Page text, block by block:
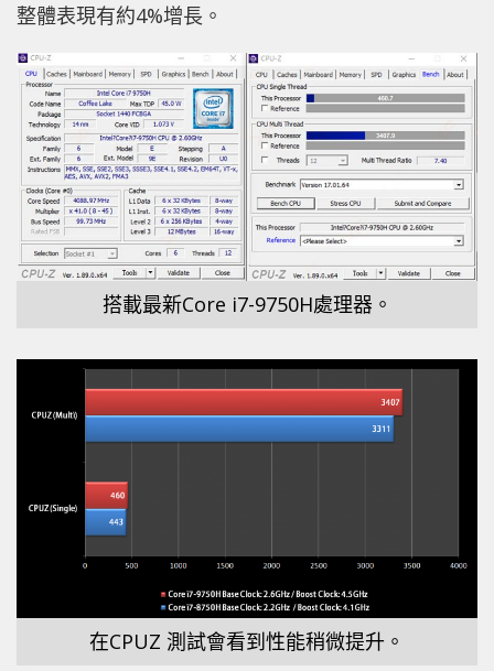
整體表現有約4%增長。
搭載最新Core i7-9750H處理器。
在CPUZ 測試會看到性能稍微提升。